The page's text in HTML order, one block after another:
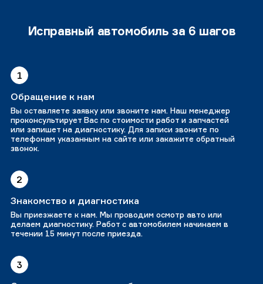
Исправный автомобиль за 6 шагов
1
Обращение к нам
Вы оставляете заявку или звоните нам. Наш менеджер
проконсультирует Вас по стоимости работ и запчастей
или запишет на диагностику. Для записи звоните по
телефонам указанным на сайте или закажите обратный
звонок.
2
Знакомство и диагностика
Вы приезжаете к нам. Мы проводим осмотр авто или
делаем диагностику. Работ с автомобилем начинаем в
течении 15 минут после приезда.
3